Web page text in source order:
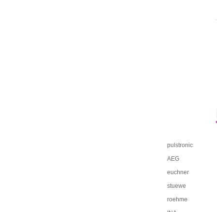
pulstronic
AEG
euchner
stuewe
roehme